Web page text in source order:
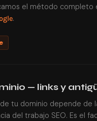
el método completo
.
— links y
tu dominio depende de
del trabajo SEO. Es el